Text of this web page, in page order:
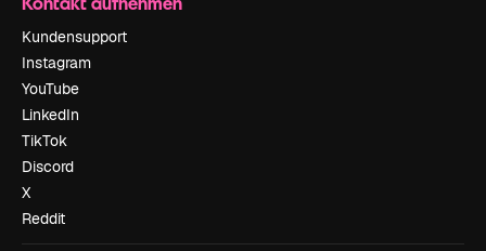
Kundensupport
Instagram
YouTube
LinkedIn
TikTok
Discord
X
Reddit